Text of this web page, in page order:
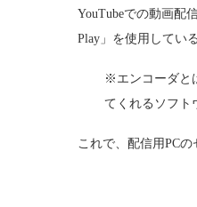
YouTubeでの動画配
Play」を使用してい
※エンコーダと
てくれるソフト
これで、配信用PCの